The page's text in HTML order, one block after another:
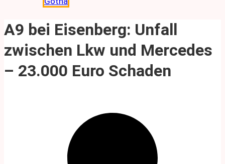
A9 bei Eisenberg: Unfall
zwischen Lkw und Mercedes
– 23.000 Euro Schaden